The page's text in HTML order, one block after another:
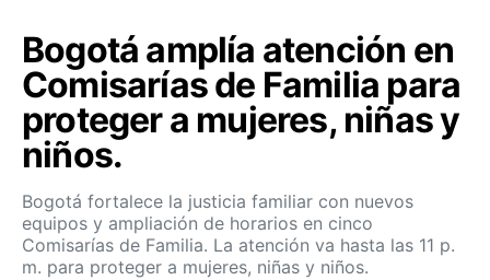
Bogotá amplía atención en
Comisarías de Familia para
proteger a mujeres, niñas y
niños.
Bogotá fortalece la justicia familiar con nuevos
equipos y ampliación de horarios en cinco
Comisarías de Familia. La atención va hasta las 11 p.
m. para proteger a mujeres, niñas y niños.